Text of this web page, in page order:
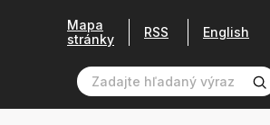
Mapa
stránky
RSS English